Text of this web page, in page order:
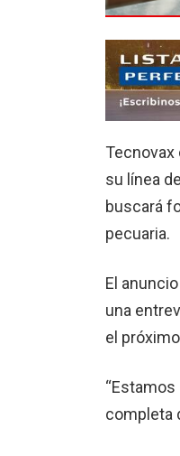
Tecnovax
su línea
buscará
pecuaria.
El
una
el
completa